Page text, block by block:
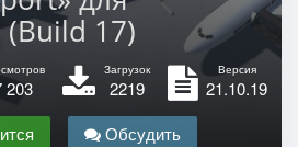
17)
203
Загрузок
2219
Версия
21.10.19
Обсудить